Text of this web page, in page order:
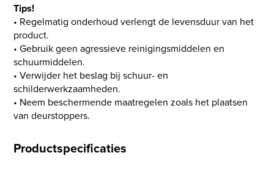
Tips!
• Regelmatig onderhoud verlengt de levensduur van het
product.
• Gebruik geen agressieve reinigingsmiddelen en
schuurmiddelen.
• Verwijder het beslag bij schuur- en
schilderwerkzaamheden.
• Neem beschermende maatregelen zoals het plaatsen
van deurstoppers.
Productspecificaties